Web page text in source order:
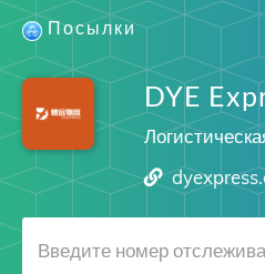
Посылки
DYE